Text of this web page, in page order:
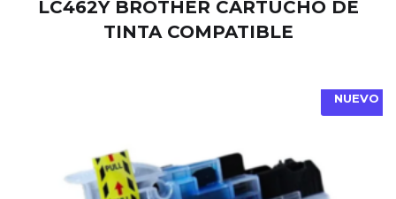
LC462Y BROTHER CARTUCHO DE
TINTA COMPATIBLE
NUEVO